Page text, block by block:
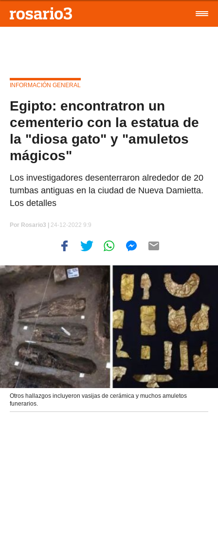
INFORMACIÓN GENERAL
Egipto: encontratron un
cementerio con la estatua de
la "diosa gato" y "amuletos
mágicos"
Los investigadores desenterraron alrededor de 20
tumbas antiguas en la ciudad de Nueva Damietta.
Los detalles
Por Rosario3 | 24-12-2022 9:9
Otros hallazgos incluyeron vasijas de cerámica y muchos amuletos
funerarios.